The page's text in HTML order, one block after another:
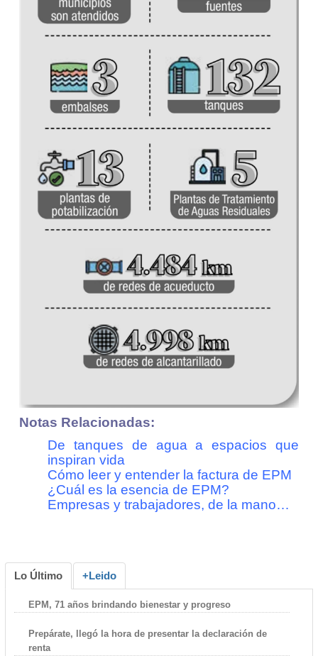
Notas Relacionadas:
De tanques de agua a espacios que
inspiran vida
Cómo leer y entender la factura de EPM
¿Cuál es la esencia de EPM?
Empresas y trabajadores, de la mano…
Lo Último +Leido
EPM, 71 años brindando bienestar y progreso
Prepárate, llegó la hora de presentar la declaración de
renta